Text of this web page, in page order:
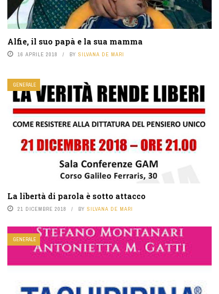
Alfie, il suo papà e la sua mamma
16 APRILE 2018 BY SILVANA DE MARI
GENERALE
La libertà di parola è sotto attacco
21 DICEMBRE 2018 BY SILVANA DE MARI
GENERALE